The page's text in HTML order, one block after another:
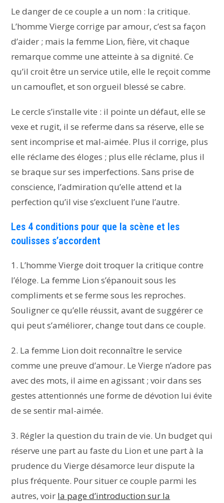
Le danger de ce couple a un nom : la critique.
L’homme Vierge corrige par amour, c’est sa façon
d’aider ; mais la femme Lion, fière, vit chaque
remarque comme une atteinte à sa dignité. Ce
qu’il croit être un service utile, elle le reçoit comme
un camouflet, et son orgueil blessé se cabre.
Le cercle s’installe vite : il pointe un défaut, elle se
vexe et rugit, il se referme dans sa réserve, elle se
sent incomprise et mal-aimée. Plus il corrige, plus
elle réclame des éloges ; plus elle réclame, plus il
se braque sur ses imperfections. Sans prise de
conscience, l’admiration qu’elle attend et la
perfection qu’il vise s’excluent l’une l’autre.
Les 4 conditions pour que la scène et les
coulisses s’accordent
1. L’homme Vierge doit troquer la critique contre
l’éloge. La femme Lion s’épanouit sous les
compliments et se ferme sous les reproches.
Souligner ce qu’elle réussit, avant de suggérer ce
qui peut s’améliorer, change tout dans ce couple.
2. La femme Lion doit reconnaître le service
comme une preuve d’amour. Le Vierge n’adore pas
avec des mots, il aime en agissant ; voir dans ses
gestes attentionnés une forme de dévotion lui évite
de se sentir mal-aimée.
3. Régler la question du train de vie. Un budget qui
réserve une part au faste du Lion et une part à la
prudence du Vierge désamorce leur dispute la
plus fréquente. Pour situer ce couple parmi les
autres, voir la page d’introduction sur la